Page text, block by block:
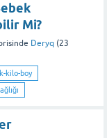
Mi?
Deryq (23
kilo-boy